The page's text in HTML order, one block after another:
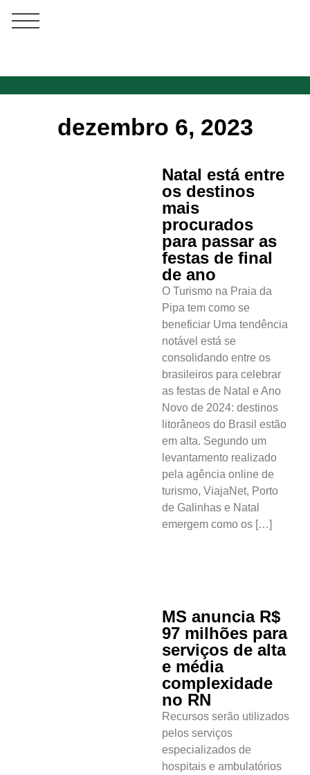
dezembro 6, 2023
Natal está entre
os destinos
mais
procurados
para passar as
festas de final
de ano
O Turismo na Praia da
Pipa tem como se
beneficiar Uma tendência
notável está se
consolidando entre os
brasileiros para celebrar
as festas de Natal e Ano
Novo de 2024: destinos
litorâneos do Brasil estão
em alta. Segundo um
levantamento realizado
pela agência online de
turismo, ViajaNet, Porto
de Galinhas e Natal
emergem como os […]
MS anuncia R$
97 milhões para
serviços de alta
e média
complexidade
no RN
Recursos serão utilizados
pelos serviços
especializados de
hospitais e ambulatórios